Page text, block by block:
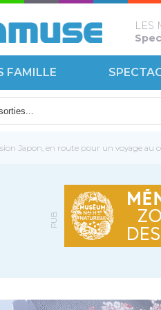
LES
FAMILLE
Japon, en route pour un voyage au
PUB